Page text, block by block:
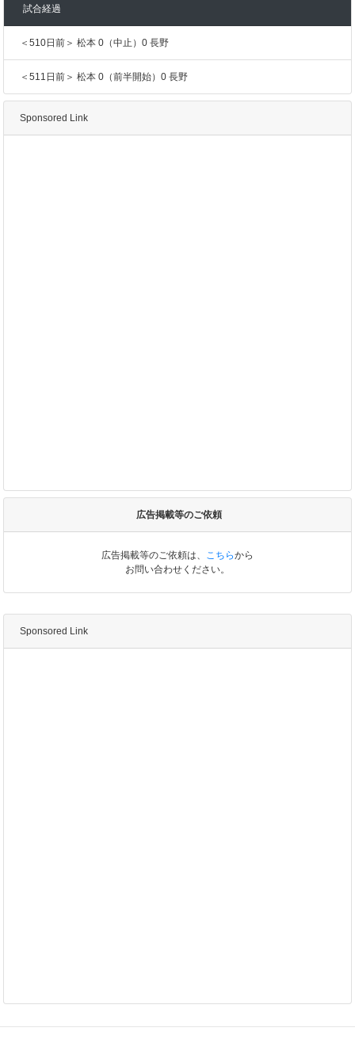
試合経過
＜510日前＞ 松本 0（中止）0 長野
＜511日前＞ 松本 0（前半開始）0 長野
Sponsored Link
広告掲載等のご依頼
広告掲載等のご依頼は、 こちらから
お問い合わせください。
Sponsored Link